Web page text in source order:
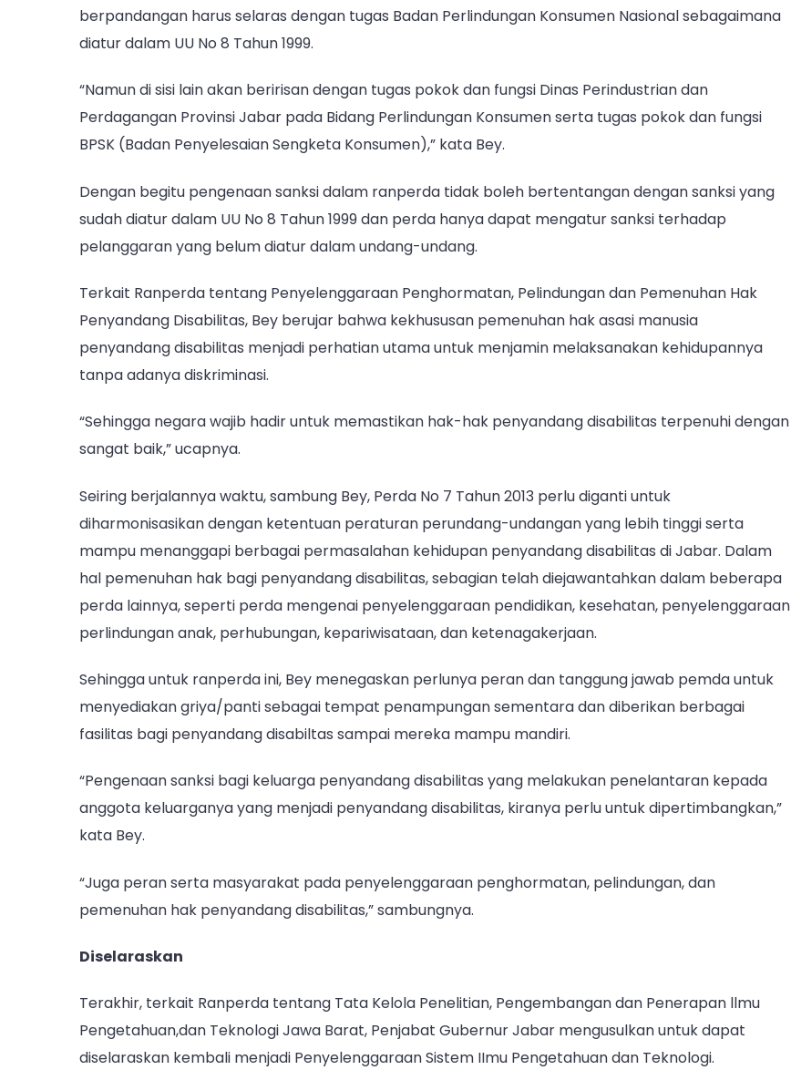
berpandangan harus selaras dengan tugas Badan Perlindungan Konsumen Nasional sebagaimana
diatur dalam UU No 8 Tahun 1999.
“Namun di sisi lain akan beririsan dengan tugas pokok dan fungsi Dinas Perindustrian dan
Perdagangan Provinsi Jabar pada Bidang Perlindungan Konsumen serta tugas pokok dan fungsi
BPSK (Badan Penyelesaian Sengketa Konsumen),” kata Bey.
Dengan begitu pengenaan sanksi dalam ranperda tidak boleh bertentangan dengan sanksi yang
sudah diatur dalam UU No 8 Tahun 1999 dan perda hanya dapat mengatur sanksi terhadap
pelanggaran yang belum diatur dalam undang-undang.
Terkait Ranperda tentang Penyelenggaraan Penghormatan, Pelindungan dan Pemenuhan Hak
Penyandang Disabilitas, Bey berujar bahwa kekhususan pemenuhan hak asasi manusia
penyandang disabilitas menjadi perhatian utama untuk menjamin melaksanakan kehidupannya
tanpa adanya diskriminasi.
“Sehingga negara wajib hadir untuk memastikan hak-hak penyandang disabilitas terpenuhi dengan
sangat baik,” ucapnya.
Seiring berjalannya waktu, sambung Bey, Perda No 7 Tahun 2013 perlu diganti untuk
diharmonisasikan dengan ketentuan peraturan perundang-undangan yang lebih tinggi serta
mampu menanggapi berbagai permasalahan kehidupan penyandang disabilitas di Jabar. Dalam
hal pemenuhan hak bagi penyandang disabilitas, sebagian telah diejawantahkan dalam beberapa
perda lainnya, seperti perda mengenai penyelenggaraan pendidikan, kesehatan, penyelenggaraan
perlindungan anak, perhubungan, kepariwisataan, dan ketenagakerjaan.
Sehingga untuk ranperda ini, Bey menegaskan perlunya peran dan tanggung jawab pemda untuk
menyediakan griya/panti sebagai tempat penampungan sementara dan diberikan berbagai
fasilitas bagi penyandang disabiltas sampai mereka mampu mandiri.
“Pengenaan sanksi bagi keluarga penyandang disabilitas yang melakukan penelantaran kepada
anggota keluarganya yang menjadi penyandang disabilitas, kiranya perlu untuk dipertimbangkan,”
kata Bey.
“Juga peran serta masyarakat pada penyelenggaraan penghormatan, pelindungan, dan
pemenuhan hak penyandang disabilitas,” sambungnya.
Diselaraskan
Terakhir, terkait Ranperda tentang Tata Kelola Penelitian, Pengembangan dan Penerapan llmu
Pengetahuan,dan Teknologi Jawa Barat, Penjabat Gubernur Jabar mengusulkan untuk dapat
diselaraskan kembali menjadi Penyelenggaraan Sistem IImu Pengetahuan dan Teknologi.